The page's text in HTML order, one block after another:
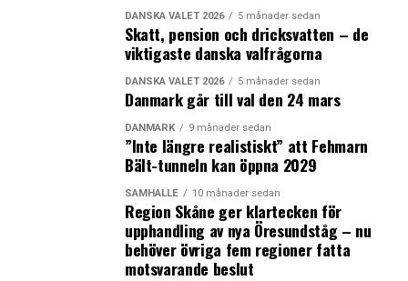
Nästan 3 miljoner sysselsatta i Danmark – ökade med 3
Svenska kronkursen närmar sig nytt bottenrekord –
nästan 160 svenska kronor för 100 danska kronor
DANSKA VALET 2026 5 månader sedan
Skatt, pension och dricksvatten – de
viktigaste danska valfrågorna
DANSKA VALET 2026 5 månader sedan
Danmark går till val den 24 mars
DANMARK 9 månader sedan
”Inte längre realistiskt” att Fehmarn
Bält-tunneln kan öppna 2029
SAMHÄLLE 10 månader sedan
Region Skåne ger klartecken för
upphandling av nya Öresundståg – nu
behöver övriga fem regioner fatta
motsvarande beslut